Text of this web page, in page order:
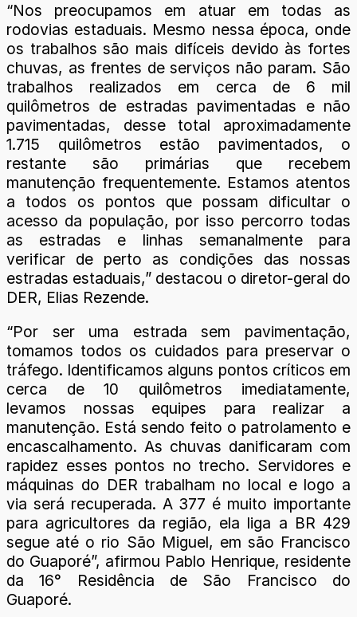
“Nos preocupamos em atuar em todas as
rodovias estaduais. Mesmo nessa época, onde
os trabalhos são mais difíceis devido às fortes
chuvas, as frentes de serviços não param. São
trabalhos realizados em cerca de 6 mil
quilômetros de estradas pavimentadas e não
pavimentadas, desse total aproximadamente
1.715 quilômetros estão pavimentados, o
restante são primárias que recebem
manutenção frequentemente. Estamos atentos
a todos os pontos que possam dificultar o
acesso da população, por isso percorro todas
as estradas e linhas semanalmente para
verificar de perto as condições das nossas
estradas estaduais,” destacou o diretor-geral do
DER, Elias Rezende.
“Por ser uma estrada sem pavimentação,
tomamos todos os cuidados para preservar o
tráfego. Identificamos alguns pontos críticos em
cerca de 10 quilômetros imediatamente,
levamos nossas equipes para realizar a
manutenção. Está sendo feito o patrolamento e
encascalhamento. As chuvas danificaram com
rapidez esses pontos no trecho. Servidores e
máquinas do DER trabalham no local e logo a
via será recuperada. A 377 é muito importante
para agricultores da região, ela liga a BR 429
segue até o rio São Miguel, em são Francisco
do Guaporé”, afirmou Pablo Henrique, residente
da 16° Residência de São Francisco do
Guaporé.